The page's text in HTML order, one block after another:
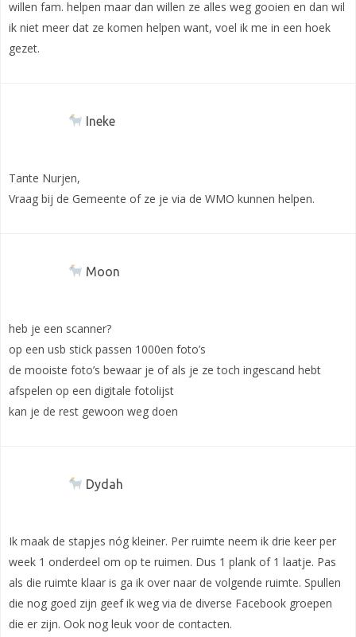
willen fam. helpen maar dan willen ze alles weg gooien en dan wil
ik niet meer dat ze komen helpen want, voel ik me in een hoek
gezet.
Ineke
Tante Nurjen,
Vraag bij de Gemeente of ze je via de WMO kunnen helpen.
Moon
heb je een scanner?
op een usb stick passen 1000en foto’s
de mooiste foto’s bewaar je of als je ze toch ingescand hebt
afspelen op een digitale fotolijst
kan je de rest gewoon weg doen
Dydah
Ik maak de stapjes nóg kleiner. Per ruimte neem ik drie keer per
week 1 onderdeel om op te ruimen. Dus 1 plank of 1 laatje. Pas
als die ruimte klaar is ga ik over naar de volgende ruimte. Spullen
die nog goed zijn geef ik weg via de diverse Facebook groepen
die er zijn. Ook nog leuk voor de contacten.